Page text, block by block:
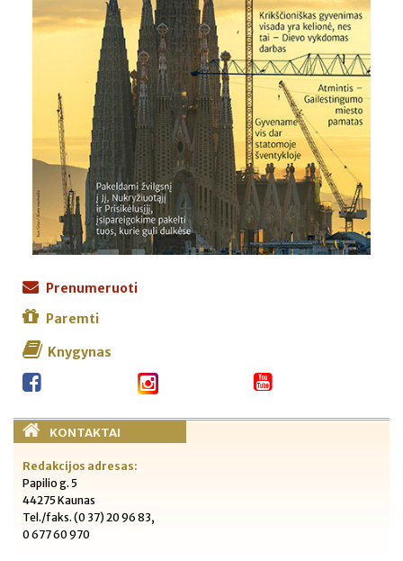
Prenumeruoti
Paremti
Knygynas
KONTAKTAI
Redakcijos adresas:
Papilio g. 5
44275 Kaunas
Tel./faks. (0 37) 20 96 83,
0 677 60 970